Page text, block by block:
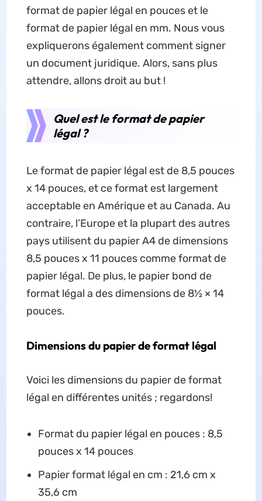
format de papier légal en pouces et le
format de papier légal en mm. Nous vous
expliquerons également comment signer
un document juridique. Alors, sans plus
attendre, allons droit au but !
Quel est le format de papier
légal ?
Le format de papier légal est de 8,5 pouces
x 14 pouces, et ce format est largement
acceptable en Amérique et au Canada. Au
contraire, l’Europe et la plupart des autres
pays utilisent du papier A4 de dimensions
8,5 pouces x 11 pouces comme format de
papier légal. De plus, le papier bond de
format légal a des dimensions de 8½ × 14
pouces.
Dimensions du papier de format légal
Voici les dimensions du papier de format
légal en différentes unités ; regardons!
Format du papier légal en pouces : 8,5
pouces x 14 pouces
Papier format légal en cm : 21,6 cm x
35,6 cm